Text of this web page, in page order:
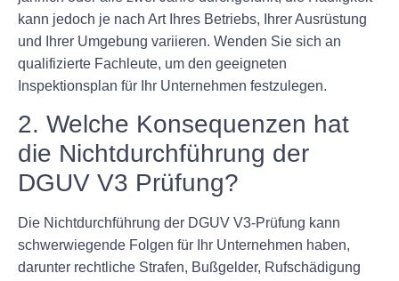
kann jedoch je nach Art Ihres Betriebs, Ihrer Ausrüstung
und Ihrer Umgebung variieren. Wenden Sie sich an
qualifizierte Fachleute, um den geeigneten
Inspektionsplan für Ihr Unternehmen festzulegen.
2. Welche Konsequenzen hat
die Nichtdurchführung der
DGUV V3 Prüfung?
Die Nichtdurchführung der DGUV V3-Prüfung kann
schwerwiegende Folgen für Ihr Unternehmen haben,
darunter rechtliche Strafen, Bußgelder, Rufschädigung